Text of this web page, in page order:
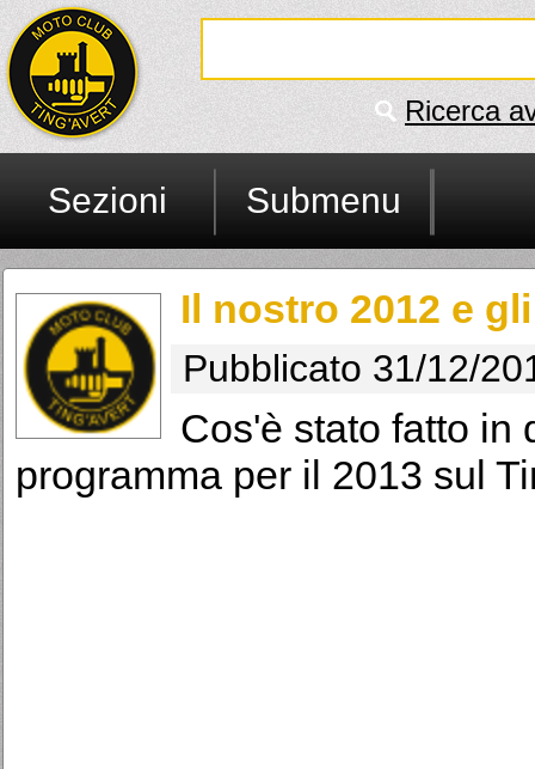
Ricerca
Sezioni Submenu
Il nostro 2012 e
Pubblicato 31/12/
Cos'è stato fatto in
programma per il 2013 sul